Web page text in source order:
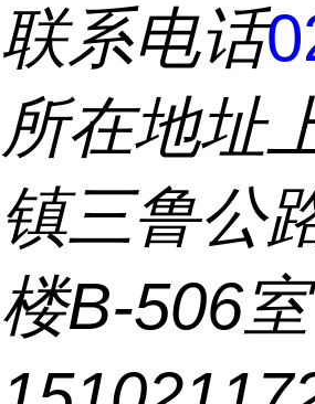
联系电话
所在地址
镇三鲁公
楼B-506